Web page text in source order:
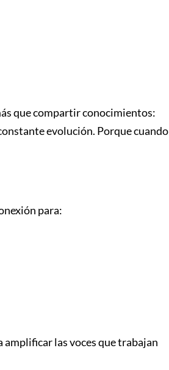
que compartir conocimientos:
evolución. Porque cuando
para:
las voces que trabajan